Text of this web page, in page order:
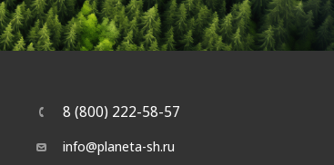
8 (800) 222-58-57
info@planeta-sh.ru